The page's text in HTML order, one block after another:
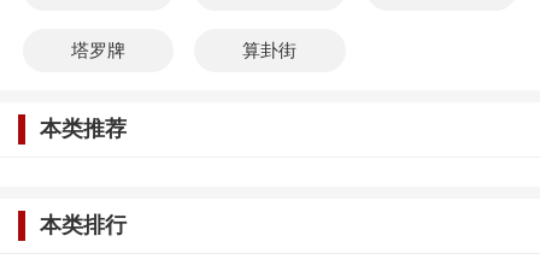
塔罗牌 算卦街
本类推荐
本类排行